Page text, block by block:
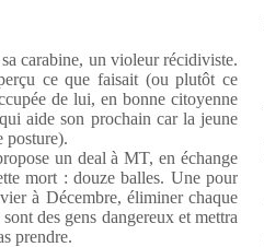
carabine, un violeur récidiviste.
ce que faisait (ou plutôt ce
de lui, en bonne citoyenne
aide son prochain car la jeune
posture).
un deal à MT, en échange
mort : douze balles. Une pour
à Décembre, éliminer chaque
des gens dangereux et mettra
prendre.